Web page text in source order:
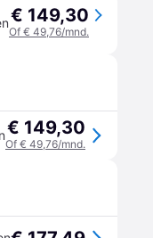
€ 149,30
Of € 49,76/mnd.
€ 149,30
Of € 49,76/mnd.